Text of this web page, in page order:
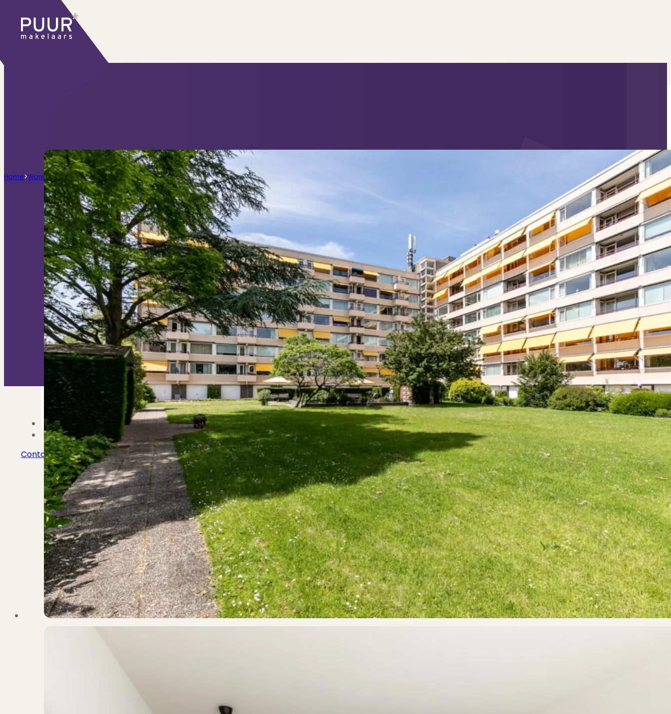
Diensten
VerkoopBegeleiding naar een succesvolle verkoop
AankoopSamen vinden wij jouw droomwoning
TaxatieVoldoe aan alle wettelijke eisen
Stille VerkoopVerkoop jouw huis discreet..
Nieuwbouw verkopenVraagt om specialistische kennis...
VerhurenVerhuur uw woning via ons netwerk
Verhuur & BeheerHuurwoningen én beheer op maat
Verbouwen Wil jij jouw huis renoveren? Geen probleem!
Alle dienstenBekijk het overzicht van alle diensten..
Blog
Over PUUR*
Over PUUR* Wie zijn wij?
Ons teamLeer ons beter kennen..
Werken bij PUUR*Kom jij ons team versterken?
Onze vestigingenDe kracht van 6 vestigingen!
BeoordelingenDit zeggen klanten over ons
PartnersMaak gebruik van ons netwerk
Verenigingen PUUR* is aangesloten bij...
Werken bij PUUR*
ContactBekijk Vestigingen
Home>Woningen> Zandvoorter Allee 62, Haarlem